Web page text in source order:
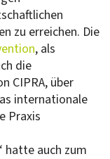
zu erreichen. Die
, als
die
CIPRA, über
internationale
Praxis
hatte auch zum